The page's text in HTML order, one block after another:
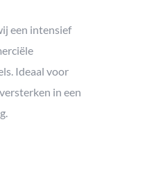
een intensief
Ideaal voor
in een